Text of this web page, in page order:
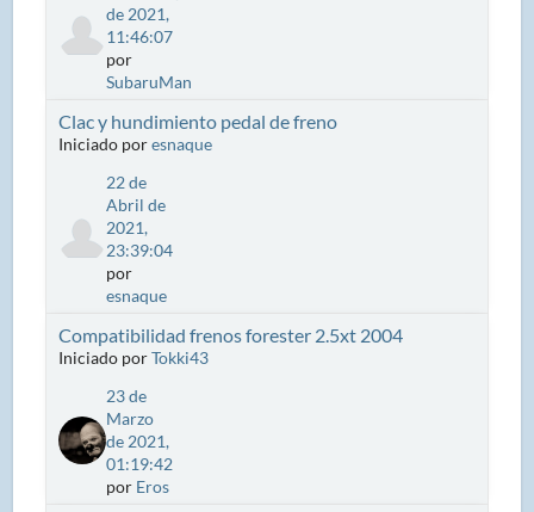
de 2021,
11:46:07
por
SubaruMan
Clac y hundimiento pedal de freno
Iniciado poresnaque
22 de
Abril de
2021,
23:39:04
por
esnaque
Compatibilidad frenos forester 2.5xt 2004
Iniciado porTokki43
23 de
Marzo
de 2021,
01:19:42
por Eros